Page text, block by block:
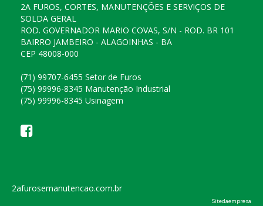
2A FUROS, CORTES, MANUTENÇÕES E SERVIÇOS DE
SOLDA GERAL
ROD. GOVERNADOR MARIO COVAS, S/N - ROD. BR 101
BAIRRO JAMBEIRO - ALAGOINHAS - BA
CEP 48008-000
(71) 99707-6455 Setor de Furos
(75) 99996-8345 Manutenção Industrial
(75) 99996-8345 Usinagem
2afurosemanutencao.com.br
Sitedaempresa